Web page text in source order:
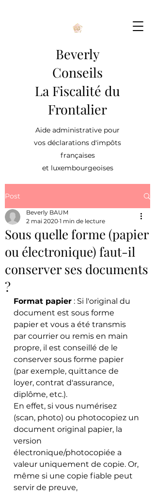
Beverly
Conseils
La Fiscalité du
Frontalier
Aide administrative pour
vos déclarations d'impôts
françaises
et luxembourgeoises
Post
Sous quelle forme (papier
ou électronique) faut-il
conserver ses documents
?
Beverly BAUM
2 mai 2020 1 min de lecture
Format papier : Si l'original du
document est sous forme
papier et vous a été transmis
par courrier ou remis en main
propre, il est conseillé de le
conserver sous forme papier
(par exemple, quittance de
loyer, contrat d'assurance,
diplôme, etc.).
En effet, si vous numérisez
(scan, photo) ou photocopiez un
document original papier, la
version
électronique/photocopiée a
valeur uniquement de copie. Or,
même si une copie fiable peut
servir de preuve,